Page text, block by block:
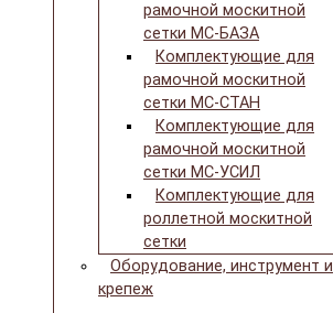
рамочной москитной
сетки МС-БАЗА
Комплектующие для
рамочной москитной
сетки МС-СТАН
Комплектующие для
рамочной москитной
сетки МС-УСИЛ
Комплектующие для
роллетной москитной
сетки
Оборудование, инструмент и
крепеж